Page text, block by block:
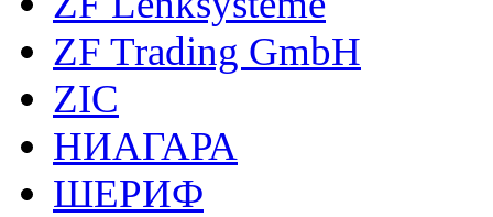
ZF Trading GmbH
ZIC
НИАГАРА
ШЕРИФ